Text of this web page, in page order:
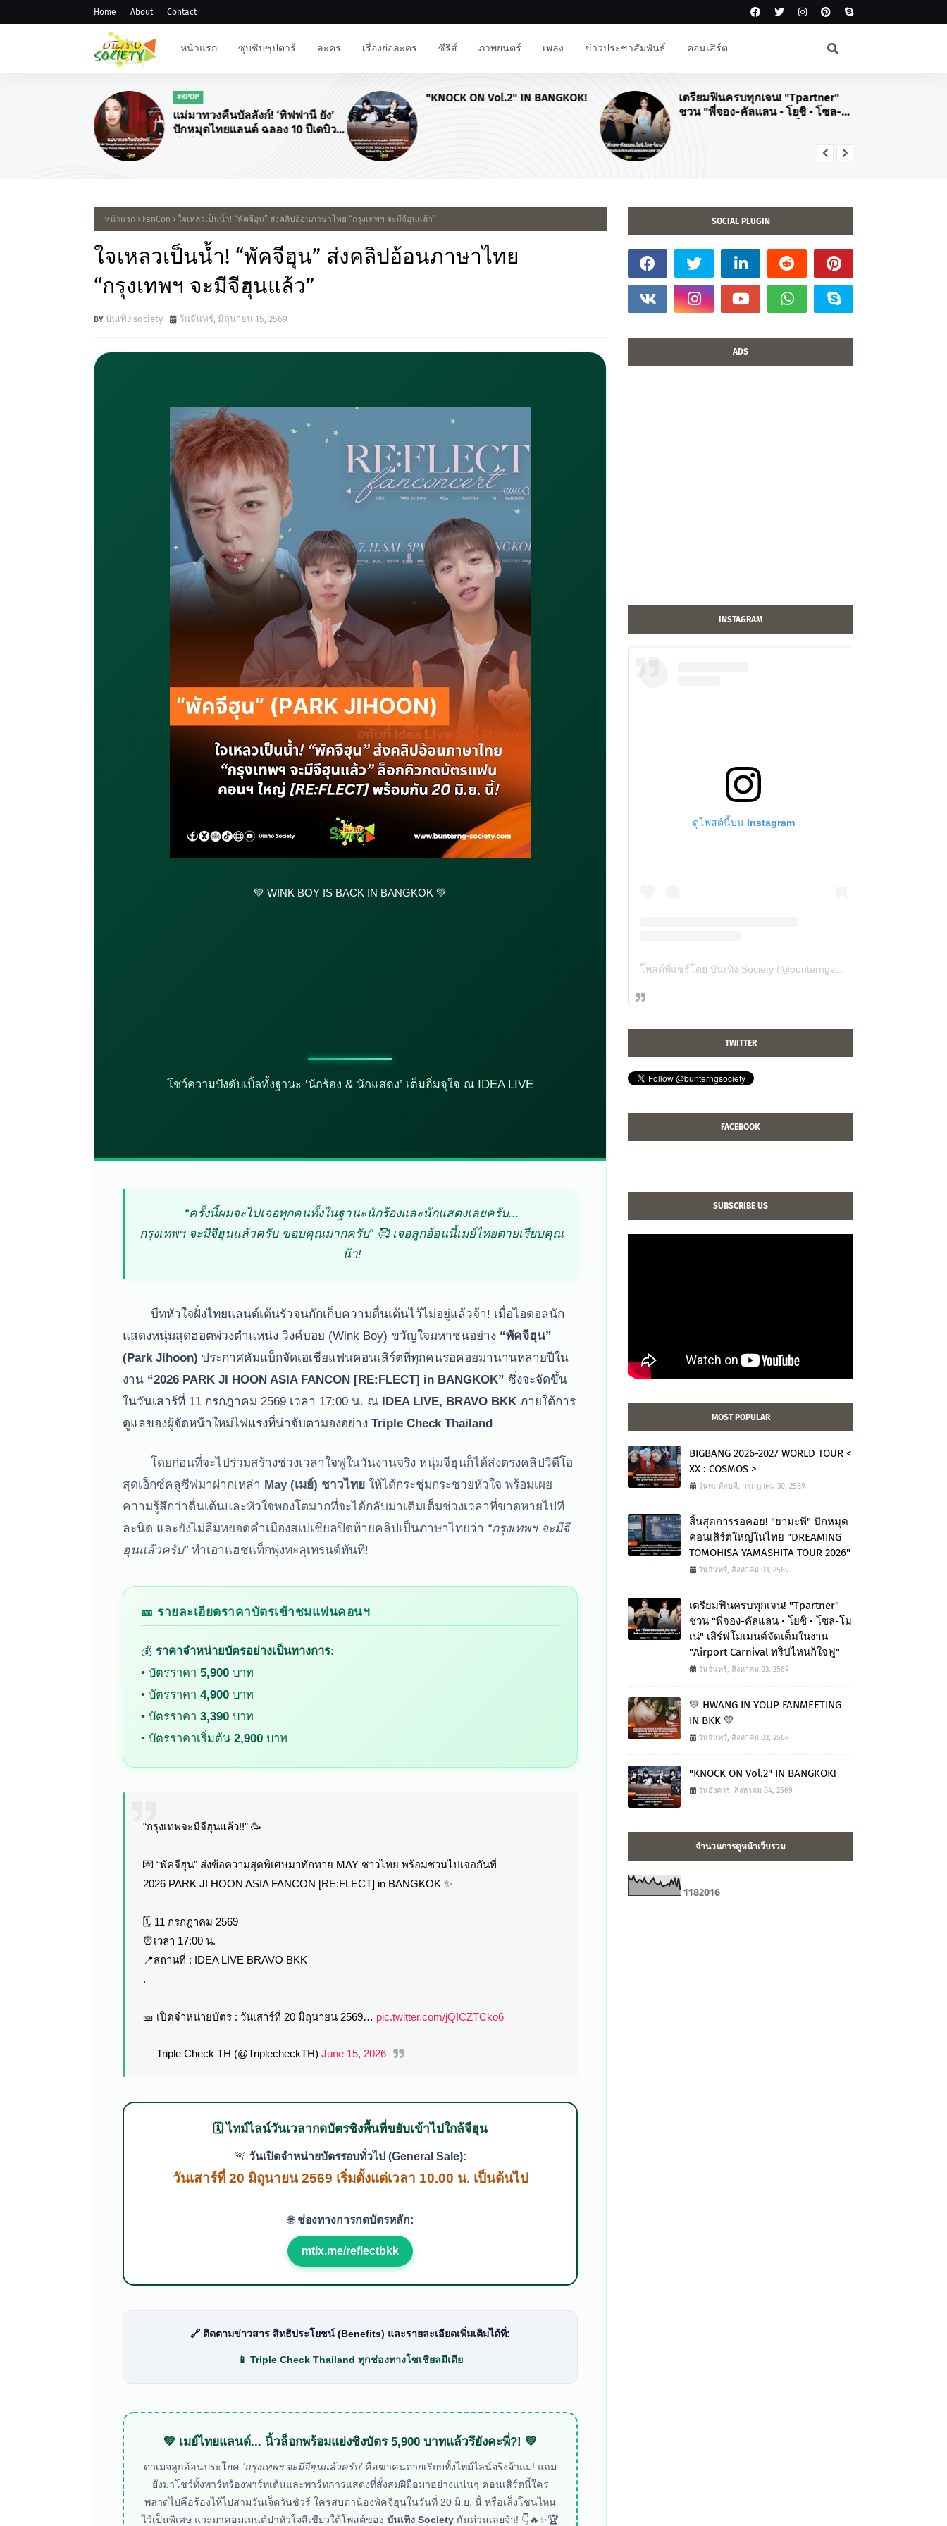
Home About Contact
หน้าแรก ซุบซิบซุปตาร์ ละคร เรื่องย่อละคร ซีรีส์ ภาพยนตร์ เพลง ข่าวประชาสัมพันธ์ คอนเสิร์ต
#KPOP
แม่มาทวงคืนบัลลังก์! ‘ทิฟฟานี ยัง’
ปักหมุดไทยแลนด์ ฉลอง 10 ปีเดบิวต์
"KNOCK ON Vol.2" IN BANGKOK!
เตรียมฟินครบทุกเจน! "Tpartner"
ชวน "พี่จอง-คัลแลน • โยชิ • โซล-
หน้าแรก FanCon ใจเหลวเป็นน้ำ! “พัคจีฮุน” ส่งคลิปอ้อนภาษาไทย “กรุงเทพฯ จะมีจีฮุนแล้ว”
ใจเหลวเป็นน้ำ! “พัคจีฮุน” ส่งคลิปอ้อนภาษาไทย
“กรุงเทพฯ จะมีจีฮุนแล้ว”
บันเทิง society วันจันทร์, มิถุนายน 15, 2569
💚 WINK BOY IS BACK IN BANGKOK 💚
โชว์ความปังดับเบิ้ลทั้งฐานะ ‘นักร้อง & นักแสดง’ เต็มอิ่มจุใจ ณ IDEA LIVE
“ครั้งนี้ผมจะไปเจอทุกคนทั้งในฐานะนักร้องและนักแสดงเลยครับ...
กรุงเทพฯ จะมีจีฮุนแล้วครับ ขอบคุณมากครับ” 🥰 เจอลูกอ้อนนี้เมย์ไทยตายเรียบคุณ
น้า!
บีทหัวใจฝั่งไทยแลนด์เต้นรัวจนกักเก็บความตื่นเต้นไว้ไม่อยู่แล้วจ้า! เมื่อไอดอลนัก
แสดงหนุ่มสุดฮอตพ่วงตำแหน่ง วิงค์บอย (Wink Boy) ขวัญใจมหาชนอย่าง “พัคจีฮุน”
(Park Jihoon) ประกาศคัมแบ็กจัดเอเชียแฟนคอนเสิร์ตที่ทุกคนรอคอยมานานหลายปีใน
งาน “2026 PARK JI HOON ASIA FANCON [RE:FLECT] in BANGKOK” ซึ่งจะจัดขึ้น
ในวันเสาร์ที่ 11 กรกฎาคม 2569 เวลา 17:00 น. ณ IDEA LIVE, BRAVO BKK ภายใต้การ
ดูแลของผู้จัดหน้าใหม่ไฟแรงที่น่าจับตามองอย่าง Triple Check Thailand
โดยก่อนที่จะไปร่วมสร้างช่วงเวลาใจฟูในวันงานจริง หนุ่มจีฮุนก็ได้ส่งตรงคลิปวิดีโอ
สุดเอ็กซ์คลูซีฟมาฝากเหล่า May (เมย์) ชาวไทย ให้ได้กระชุ่มกระชวยหัวใจ พร้อมเผย
ความรู้สึกว่าตื่นเต้นและหัวใจพองโตมากที่จะได้กลับมาเติมเต็มช่วงเวลาที่ขาดหายไปที
ละนิด และยังไม่ลืมหยอดคำเมืองสเปเชียลปิดท้ายคลิปเป็นภาษาไทยว่า “กรุงเทพฯ จะมีจี
ฮุนแล้วครับ”ทำเอาแฮชแท็กพุ่งทะลุเทรนด์ทันที!
🎫 รายละเอียดราคาบัตรเข้าชมแฟนคอนฯ
💰 ราคาจำหน่ายบัตรอย่างเป็นทางการ:
• บัตรราคา 5,900 บาท
• บัตรราคา 4,900 บาท
• บัตรราคา 3,390 บาท
• บัตรราคาเริ่มต้น 2,900 บาท
“กรุงเทพจะมีจีฮุนแล้ว!!” 🥳
💌 “พัคจีฮุน” ส่งข้อความสุดพิเศษมาทักทาย MAY ชาวไทย พร้อมชวนไปเจอกันที่
2026 PARK JI HOON ASIA FANCON [RE:FLECT] in BANGKOK ✨
🗓️ 11 กรกฎาคม 2569
⏰เวลา 17:00 น.
📍สถานที่ : IDEA LIVE BRAVO BKK
.
🎫 เปิดจำหน่ายบัตร : วันเสาร์ที่ 20 มิถุนายน 2569… pic.twitter.com/jQICZTCko6
— Triple Check TH (@TriplecheckTH) June 15, 2026
🗓️ ไทม์ไลน์วันเวลากดบัตรชิงพื้นที่ขยับเข้าไปใกล้จีฮุน
🚨 วันเปิดจำหน่ายบัตรรอบทั่วไป (General Sale):
วันเสาร์ที่ 20 มิถุนายน 2569 เริ่มตั้งแต่เวลา 10.00 น. เป็นต้นไป
🌐 ช่องทางการกดบัตรหลัก:
mtix.me/reflectbkk
🔗 ติดตามข่าวสาร สิทธิประโยชน์ (Benefits) และรายละเอียดเพิ่มเติมได้ที่:
📱 Triple Check Thailand ทุกช่องทางโซเชียลมีเดีย
💚 เมย์ไทยแลนด์... นิ้วล็อกพร้อมแย่งชิงบัตร 5,900 บาทแล้วรึยังคะพี่?! 💚
ดาเมจลูกอ้อนประโยค ‘กรุงเทพฯ จะมีจีฮุนแล้วครับ’คือฆ่าคนตายเรียบทั้งไทม์ไลน์จริงจ้าแม่! แถม
ยังมาโชว์ทั้งพาร์ทร้องพาร์ทเต้นและพาร์ทการแสดงที่สั่งสมฝีมือมาอย่างแน่นๆ คอนเสิร์ตนี้ใคร
พลาดไปคือร้องไห้ไปสามวันเจ็ดวันชัวร์ ใครสบตาน้องพัคจีฮุนในวันที่ 20 มิ.ย. นี้ หรือเล็งโซนไหน
ไว้เป็นพิเศษ แวะมาคอมเมนต์ปาหัวใจสีเขียวใต้โพสต์ของ บันเทิง Society กันด่วนเลยจ้า! 👇🔥✨🏆
SOCIAL PLUGIN
ADS
INSTAGRAM
ดูโพสต์นี้บน Instagram
TWITTER
FACEBOOK
SUBSCRIBE US
MOST POPULAR
BIGBANG 2026-2027 WORLD TOUR <
XX : COSMOS >
วันพฤหัสบดี, กรกฎาคม 30, 2569
สิ้นสุดการรอคอย! "ยามะพี" ปักหมุด
คอนเสิร์ตใหญ่ในไทย "DREAMING
TOMOHISA YAMASHITA TOUR 2026"
วันจันทร์, สิงหาคม 03, 2569
เตรียมฟินครบทุกเจน! "Tpartner"
ชวน "พี่จอง-คัลแลน • โยชิ • โซล-โม
เน่" เสิร์ฟโมเมนต์จัดเต็มในงาน
"Airport Carnival ทริปไหนก็ใจฟู"
วันจันทร์, สิงหาคม 03, 2569
💛 HWANG IN YOUP FANMEETING
IN BKK 💛
วันจันทร์, สิงหาคม 03, 2569
"KNOCK ON Vol.2" IN BANGKOK!
วันอังคาร, สิงหาคม 04, 2569
จำนวนการดูหน้าเว็บรวม
1182016